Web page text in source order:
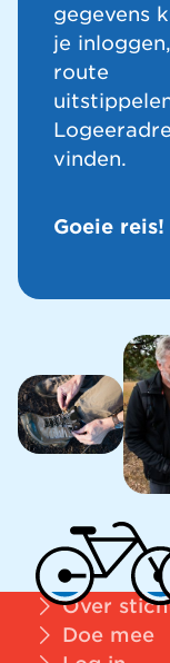
gegevens
je
route
vinden.
Goeie reis!
Over
Doe mee